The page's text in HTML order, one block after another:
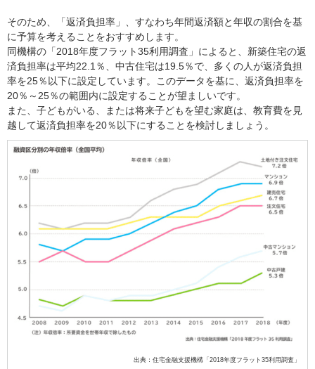
そのため、「返済負担率」、すなわち年間返済額と年収の割合を基
に予算を考えることをおすすめします。
同機構の「2018年度フラット35利用調査」によると、新築住宅の返
済負担率は平均22.1％、中古住宅は19.5％で、多くの人が返済負担
率を25％以下に設定しています。このデータを基に、返済負担率を
20％～25％の範囲内に設定することが望ましいです。
また、子どもがいる、または将来子どもを望む家庭は、教育費を見
越して返済負担率を20％以下にすることを検討しましょう。
出典：住宅金融支援機構「2018年度フラット35利用調査」